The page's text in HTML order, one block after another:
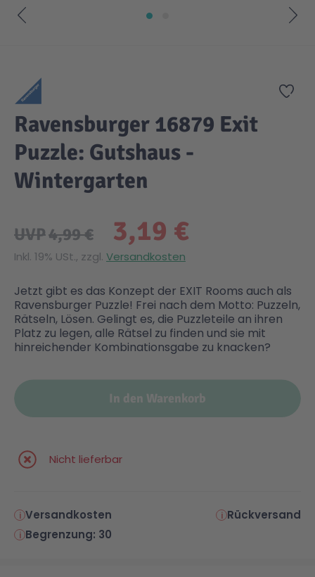
Zur
Ravensburger 16879 Exit
Puzzle: Gutshaus -
Wintergarten
3,19 €
UVP4,99 €
Inkl. 19% USt., zzgl. Versandkosten
Jetzt gibt es das Konzept der EXIT Rooms auch als
Ravensburger Puzzle! Frei nach dem Motto: Puzzeln,
Rätseln, Lösen. Gelingt es, die Puzzleteile an ihren
Platz zu legen, alle Rätsel zu finden und sie mit
hinreichender Kombinationsgabe zu knacken?
In den Warenkorb
Nicht lieferbar
Versandkosten
Rückversand
Begrenzung: 30